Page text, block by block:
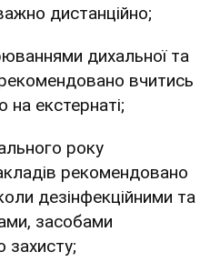
дистанційно;
дихальної та
вчитись
на екстернаті;
року
рекомендовано
дезінфекційними та
засобами
захисту;